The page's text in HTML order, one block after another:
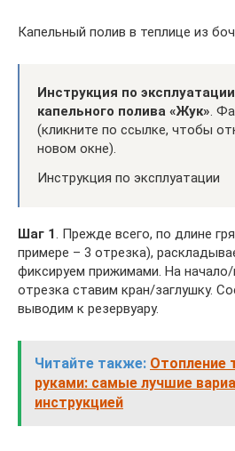
Капельный полив в теплице из
Инструкция по
капельного полива «Жук» .
(кликните по ссылке, чтобы
новом окне).
Инструкция по эксплуатации
Шаг 1
. Прежде всего, по длине
примере – 3 отрезка),
фиксируем прижимами. На
отрезка ставим кран/заглушку.
выводим к резервуару.
Читайте также: Отопление
руками: самые лучшие
инструкцией